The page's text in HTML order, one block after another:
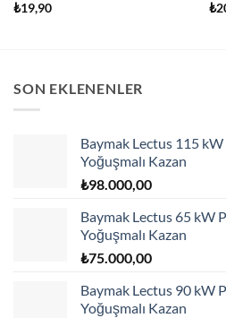
₺19,90
₺
SON EKLENENLER
Baymak Lectus 115
Yoğuşmalı Kazan
₺98.000,00
Baymak Lectus 65 kW
Yoğuşmalı Kazan
₺75.000,00
Baymak Lectus 90 kW
Yoğuşmalı Kazan